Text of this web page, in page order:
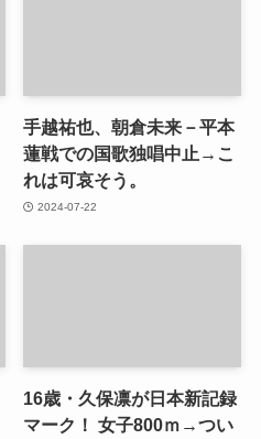
手越祐也、朝倉未来－平本
蓮戦での国歌独唱中止→こ
れは可哀そう。
2024-07-22
16歳・久保凛が日本新記録
マーク！ 女子800ｍ→つい